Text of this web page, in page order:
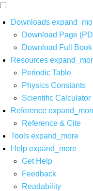
Downloads
Download Page
Download Full
Resources
Periodic Table
Physics Constants
Scientific Calculator
Reference
Reference & Cite
Tools expand_more
Help expand_more
Get Help
Feedback
Readability